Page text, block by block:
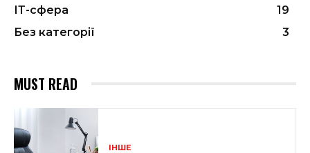
ІТ-сфера
19
Без категорії
3
MUST READ
ІНШЕ